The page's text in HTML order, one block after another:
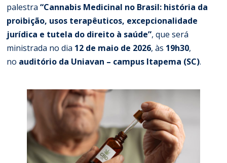
palestra“Cannabis Medicinal no Brasil: história da
proibição, usos terapêuticos, excepcionalidade
jurídica e tutela do direito à saúde”, que será
ministrada no dia 12 de maio de 2026, às 19h30,
no auditório da Uniavan – campus Itapema (SC).